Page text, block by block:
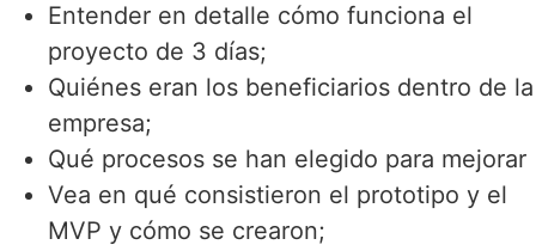
Entender en detalle cómo funciona el
proyecto de 3 días;
Quiénes eran los beneficiarios dentro de la
empresa;
Qué procesos se han elegido para mejorar
Vea en qué consistieron el prototipo y el
MVP y cómo se crearon;